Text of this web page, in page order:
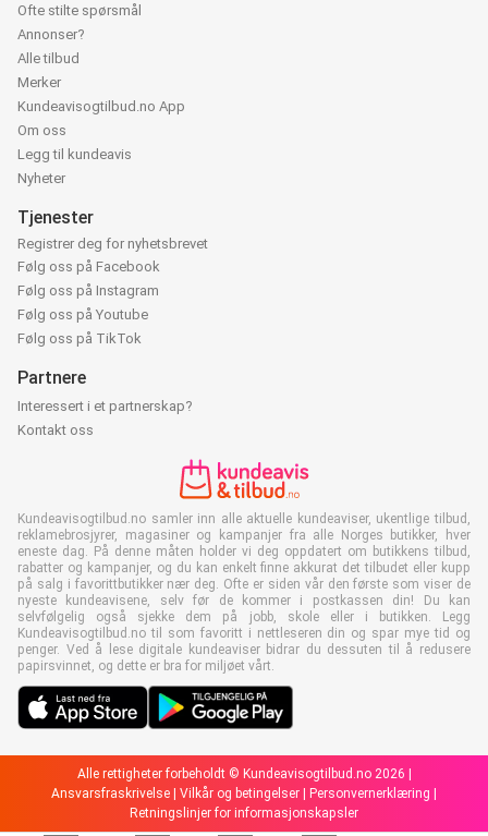
Ofte stilte spørsmål
Annonser?
Alle tilbud
Merker
Kundeavisogtilbud.no App
Om oss
Legg til kundeavis
Nyheter
Tjenester
Registrer deg for nyhetsbrevet
Følg oss på Facebook
Følg oss på Instagram
Følg oss på Youtube
Følg oss på TikTok
Partnere
Interessert i et partnerskap?
Kontakt oss
Kundeavisogtilbud.no samler inn alle aktuelle kundeaviser, ukentlige tilbud,
reklamebrosjyrer, magasiner og kampanjer fra alle Norges butikker, hver
eneste dag. På denne måten holder vi deg oppdatert om butikkens tilbud,
rabatter og kampanjer, og du kan enkelt finne akkurat det tilbudet eller kupp
på salg i favorittbutikker nær deg. Ofte er siden vår den første som viser de
nyeste kundeavisene, selv før de kommer i postkassen din! Du kan
selvfølgelig også sjekke dem på jobb, skole eller i butikken. Legg
Kundeavisogtilbud.no til som favoritt i nettleseren din og spar mye tid og
penger. Ved å lese digitale kundeaviser bidrar du dessuten til å redusere
papirsvinnet, og dette er bra for miljøet vårt.
Alle rettigheter forbeholdt © Kundeavisogtilbud.no 2026 |
Ansvarsfraskrivelse
Vilkår og betingelser Personvernerklæring
Retningslinjer for informasjonskapsler